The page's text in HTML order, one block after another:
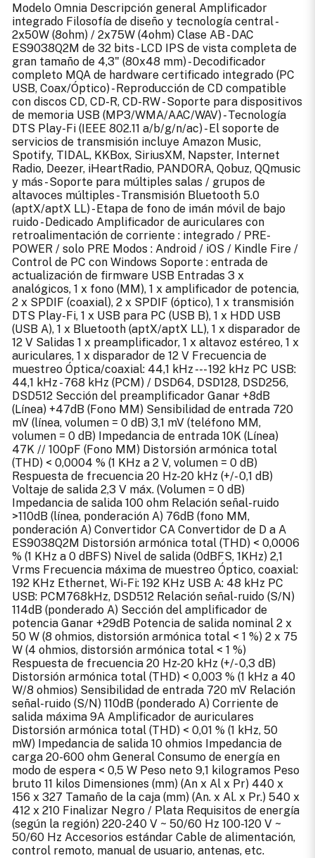
Modelo Omnia Descripción general Amplificador
integrado Filosofía de diseño y tecnología central -
2x50W (8ohm) / 2x75W (4ohm) Clase AB - DAC
ES9038Q2M de 32 bits - LCD IPS de vista completa de
gran tamaño de 4,3" (80x48 mm) - Decodificador
completo MQA de hardware certificado integrado (PC
USB, Coax/Óptico) - Reproducción de CD compatible
con discos CD, CD-R, CD-RW - Soporte para dispositivos
de memoria USB (MP3/WMA/AAC/WAV) - Tecnología
DTS Play-Fi (IEEE 802.11 a/b/g/n/ac) - El soporte de
servicios de transmisión incluye Amazon Music,
Spotify, TIDAL, KKBox, SiriusXM, Napster, Internet
Radio, Deezer, iHeartRadio, PANDORA, Qobuz, QQmusic
y más - Soporte para múltiples salas / grupos de
altavoces múltiples - Transmisión Bluetooth 5.0
(aptX/aptX LL) - Etapa de fono de imán móvil de bajo
ruido - Dedicado Amplificador de auriculares con
retroalimentación de corriente : integrado / PRE-
POWER / solo PRE Modos : Android / iOS / Kindle Fire /
Control de PC con Windows Soporte : entrada de
actualización de firmware USB Entradas 3 x
analógicos, 1 x fono (MM), 1 x amplificador de potencia,
2 x SPDIF (coaxial), 2 x SPDIF (óptico), 1 x transmisión
DTS Play-Fi, 1 x USB para PC (USB B), 1 x HDD USB
(USB A), 1 x Bluetooth (aptX/aptX LL), 1 x disparador de
12 V Salidas 1 x preamplificador, 1 x altavoz estéreo, 1 x
auriculares, 1 x disparador de 12 V Frecuencia de
muestreo Óptica/coaxial: 44,1 kHz --- 192 kHz PC USB:
44,1 kHz - 768 kHz (PCM) / DSD64, DSD128, DSD256,
DSD512 Sección del preamplificador Ganar +8dB
(Línea) +47dB (Fono MM) Sensibilidad de entrada 720
mV (línea, volumen = 0 dB) 3,1 mV (teléfono MM,
volumen = 0 dB) Impedancia de entrada 10K (Línea)
47K // 100pF (Fono MM) Distorsión armónica total
(THD) < 0,0004 % (1 KHz a 2 V, volumen = 0 dB)
Respuesta de frecuencia 20 Hz-20 kHz (+/- 0,1 dB)
Voltaje de salida 2,3 V máx. (Volumen = 0 dB)
Impedancia de salida 100 ohm Relación señal-ruido
>110dB (línea, ponderación A) 76dB (fono MM,
ponderación A) Convertidor CA Convertidor de D a A
ES9038Q2M Distorsión armónica total (THD) < 0,0006
% (1 KHz a 0 dBFS) Nivel de salida (0dBFS, 1KHz) 2,1
Vrms Frecuencia máxima de muestreo Óptico, coaxial:
192 KHz Ethernet, Wi-Fi: 192 KHz USB A: 48 kHz PC
USB: PCM768kHz, DSD512 Relación señal-ruido (S/N)
114dB (ponderado A) Sección del amplificador de
potencia Ganar +29dB Potencia de salida nominal 2 x
50 W (8 ohmios, distorsión armónica total < 1 %) 2 x 75
W (4 ohmios, distorsión armónica total < 1 %)
Respuesta de frecuencia 20 Hz-20 kHz (+/- 0,3 dB)
Distorsión armónica total (THD) < 0,003 % (1 kHz a 40
W/8 ohmios) Sensibilidad de entrada 720 mV Relación
señal-ruido (S/N) 110dB (ponderado A) Corriente de
salida máxima 9A Amplificador de auriculares
Distorsión armónica total (THD) < 0,01 % (1 kHz, 50
mW) Impedancia de salida 10 ohmios Impedancia de
carga 20-600 ohm General Consumo de energía en
modo de espera < 0,5 W Peso neto 9,1 kilogramos Peso
bruto 11 kilos Dimensiones (mm) (An x Al x Pr) 440 x
156 x 327 Tamaño de la caja (mm) (An. x Al. x Pr.) 540 x
412 x 210 Finalizar Negro / Plata Requisitos de energía
(según la región) 220-240 V ~ 50/60 Hz 100-120 V ~
50/60 Hz Accesorios estándar Cable de alimentación,
control remoto, manual de usuario, antenas, etc.